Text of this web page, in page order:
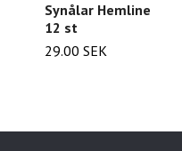
Synålar Hemline
12 st
29.00 SEK